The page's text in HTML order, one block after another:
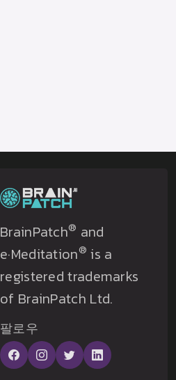
BrainPatch® and
e·Meditation® is a
registered trademarks
of BrainPatch Ltd.
팔로우